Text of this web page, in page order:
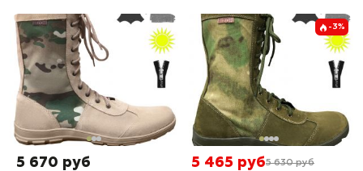
5 670 руб
-3%
5 465 руб5 630 руб